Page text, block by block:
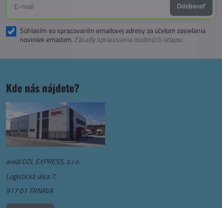
Odoberať
Súhlasím so spracovaním emailovej adresy za účelom zasielania
noviniek emailom.Zásady spracovania osobných údajov.
Kde nás nájdete?
areál DZL EXPRESS, s.r.o.
Logistická ulica 7,
917 01 TRNAVA